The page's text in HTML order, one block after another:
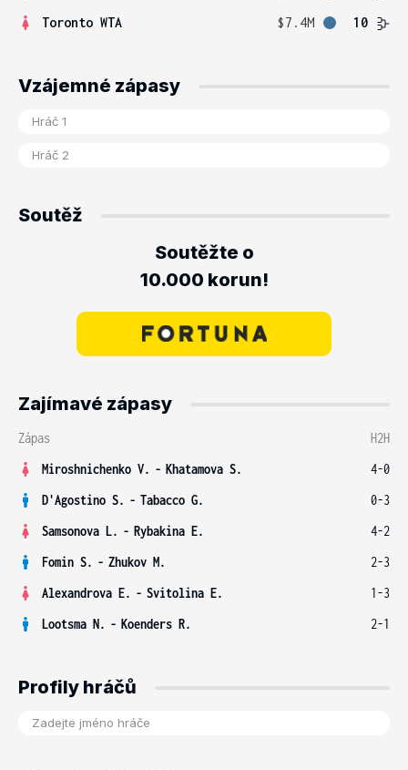
Toronto WTA
$7.4M 10
Vzájemné zápasy
Soutěž
Soutěžte o
10.000 korun!
Zajímavé zápasy
Zápas
H2H
Miroshnichenko V. - Khatamova S.
4-0
D'Agostino S. - Tabacco G.
0-3
Samsonova L. - Rybakina E.
4-2
Fomin S. - Zhukov M.
2-3
Alexandrova E. - Svitolina E.
1-3
Lootsma N. - Koenders R. 2-1
Profily hráčů